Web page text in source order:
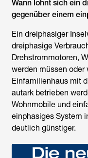
Wann lohnt sich ein
gegenüber einem
Ein dreiphasiger
dreiphasige
Drehstrommotoren,
werden müssen oder
Einfamilienhaus mit
autark betrieben
Wohnmobile und
einphasiges System
deutlich günstiger.